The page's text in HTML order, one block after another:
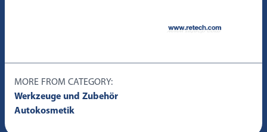
MORE FROM CATEGORY:
Werkzeuge und Zubehör
Autokosmetik